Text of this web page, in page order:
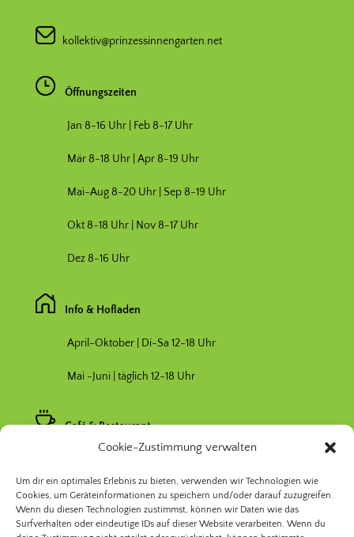
Cookie-Zustimmung verwalten
Um dir ein optimales Erlebnis zu bieten, verwenden wir Technologien wie
Cookies, um Geräteinformationen zu speichern und/oder darauf zuzugreifen.
Wenn du diesen Technologien zustimmst, können wir Daten wie das
Surfverhalten oder eindeutige IDs auf dieser Website verarbeiten. Wenn du
kollektiv@prinzessinnengarten.net
Öffnungszeiten
Jan 8-16 Uhr | Feb 8-17 Uhr
Mär 8-18 Uhr | Apr 8-19 Uhr
Mai-Aug 8-20 Uhr | Sep 8-19 Uhr
Okt 8-18 Uhr | Nov 8-17 Uhr
Dez 8-16 Uhr
Info & Hofladen
April-Oktober | Di-Sa 12-18 Uhr
Mai -Juni | täglich 12-18 Uhr
Café & Restaurant
Hauptsaison Mai-September 11-19 Uhr